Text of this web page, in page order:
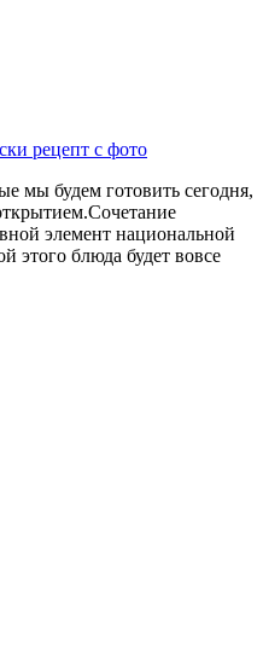
рецепт с фото
мы будем готовить сегодня,
элемент национальной
этого блюда будет вовсе